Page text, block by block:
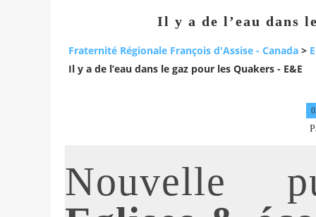
Il y a de l’eau dans
Fraternité Régionale François d'Assise - Canada >
Il y a de l’eau dans le gaz pour les Quakers - E&E
Nouvelle